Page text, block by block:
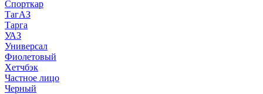
Спорткар
ТагАЗ
Тарга
УАЗ
Универсал
Фиолетовый
Хетчбэк
Частное лицо
Черный